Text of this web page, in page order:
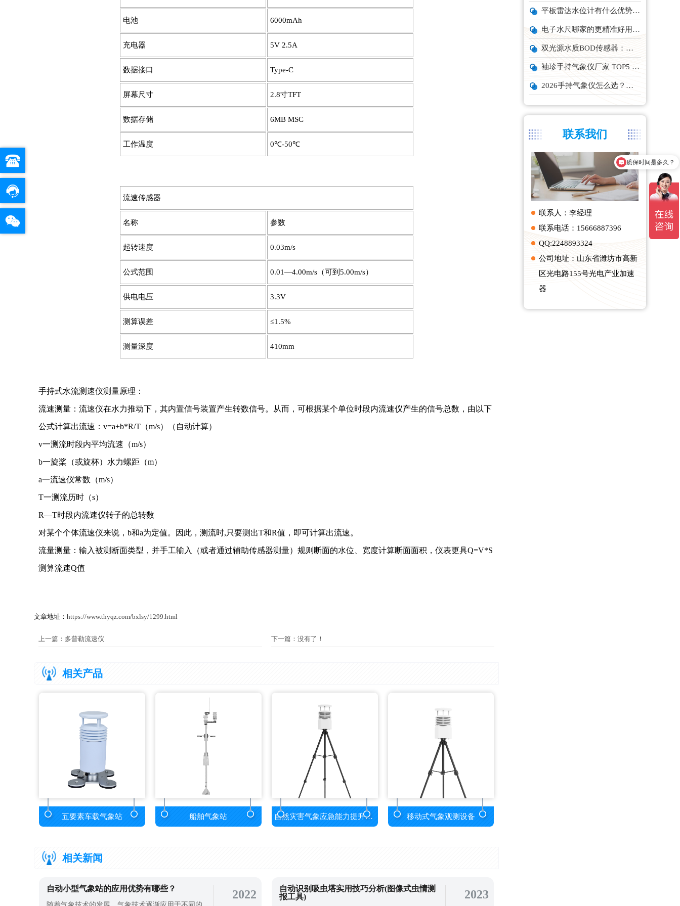
平板雷达水位计有什么优势？精准耐用品牌top1推荐！
电子水尺哪家的更精准好用？推荐云境天合TH-SC系列经济型设备
双光源水质BOD传感器：在线水体有机物监测设备厂家推荐
袖珍手持气象仪厂家 TOP5 实力榜单
2026手持气象仪怎么选？云境天合、天蔚主流机型深度测评
联系我们
联系人：李经理
联系电话：15666887396
QQ:2248893324
公司地址：山东省潍坊市高新
区光电路155号光电产业加速
器
电池 6000mAh
充电器 5V 2.5A
数据接口 Type-C
屏幕尺寸 2.8寸TFT
数据存储 6MB MSC
工作温度 0℃-50℃
流速传感器
名称 参数
起转速度 0.03m/s
公式范围 0.01—4.00m/s（可到5.00m/s）
供电电压 3.3V
测算误差 ≤1.5%
测量深度 410mm
手持式水流测速仪测量原理：
流速测量：流速仪在水力推动下，其内置信号装置产生转数信号。从而，可根据某个单位时段内流速仪产生的信号总数，由以下
公式计算出流速：v=a+b*R/T（m/s）（自动计算）
v一测流时段内平均流速（m/s）
b一旋桨（或旋杯）水力螺距（m）
a一流速仪常数（m/s）
T一测流历时（s）
R—T时段内流速仪转子的总转数
对某个个体流速仪来说，b和a为定值。因此，测流时,只要测出T和R值，即可计算出流速。
流量测量：输入被测断面类型，并手工输入（或者通过辅助传感器测量）规则断面的水位、宽度计算断面面积，仪表更具Q=V*S
测算流速Q值
文章地址：https://www.thyqz.com/bxlsy/1299.html
上一篇： 多普勒流速仪 下一篇：没有了！
相关产品
五要素车载气象站 船舶气象站 自然灾害气象应急能力提升设备 移动式气象观测设备
相关新闻
自动小型气象站的应用优势有哪些？ 2022
自动识别吸虫塔实用技巧分析(图像式虫情测
报工具)
2023
产品有检测证书吗？
质保时间是多久？